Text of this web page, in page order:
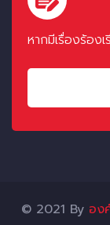
หากมีเรื่องร้อง
© 2021 By อง